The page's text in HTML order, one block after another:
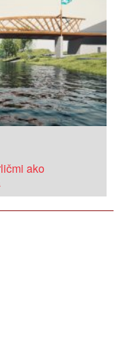
ako